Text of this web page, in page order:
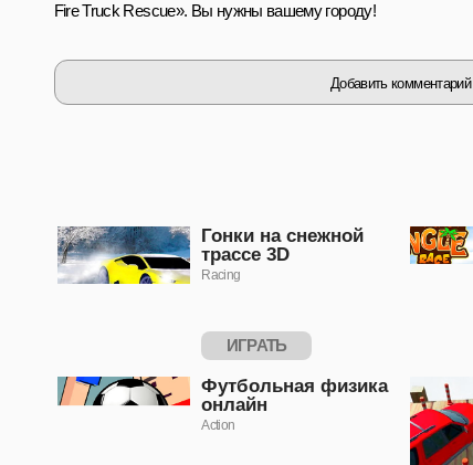
Fire Truck Rescue». Вы нужны вашему городу!
Добавить комментарий
Гонки на снежной
трассе 3D
Racing
ИГРАТЬ
Футбольная физика
онлайн
Action